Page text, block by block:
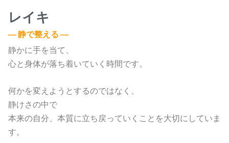
レイキ
― 静で整える ―
静かに手を当て、
心と身体が落ち着いていく時間です。
何かを変えようとするのではなく、
静けさの中で
本来の自分、本質に立ち戻っていくことを大切にしていま
す。